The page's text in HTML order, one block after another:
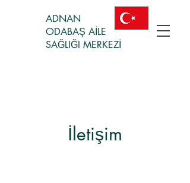
ADNAN
ODABAŞ AİLE
SAĞLIĞI MERKEZİ
İletişim